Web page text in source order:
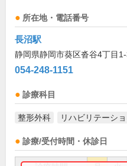
所在地・電話番号
長沼駅
静岡県静岡市葵区沓谷4丁目
054-248-1151
診療科目
整形外科 リハビリテーシ
診療/受付時間・休診日